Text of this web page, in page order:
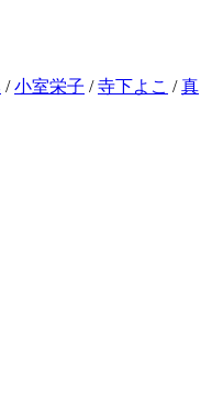
/小室栄子 /寺下よこ /真